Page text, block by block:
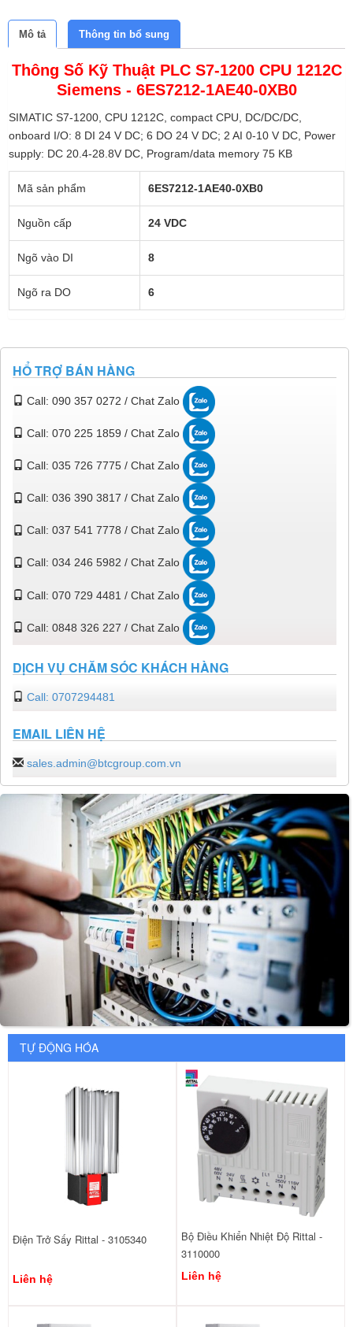
Mô tả Thông tin bổ sung
Thông Số Kỹ Thuật PLC S7-1200 CPU 1212C
Siemens - 6ES7212-1AE40-0XB0
SIMATIC S7-1200, CPU 1212C, compact CPU, DC/DC/DC,
onboard I/O: 8 DI 24 V DC; 6 DO 24 V DC; 2 AI 0-10 V DC, Power
supply: DC 20.4-28.8V DC, Program/data memory 75 KB
Mã sản phẩm 6ES7212-1AE40-0XB0
Nguồn cấp 24 VDC
Ngõ vào DI 8
Ngõ ra DO 6
HỔ TRỢ BÁN HÀNG
Call: 090 357 0272 / Chat Zalo
Call: 070 225 1859 / Chat Zalo
Call: 035 726 7775 / Chat Zalo
Call: 036 390 3817 / Chat Zalo
Call: 037 541 7778 / Chat Zalo
Call: 034 246 5982 / Chat Zalo
Call: 070 729 4481 / Chat Zalo
Call: 0848 326 227 / Chat Zalo
DỊCH VỤ CHĂM SÓC KHÁCH HÀNG
Call: 0707294481
EMAIL LIÊN HỆ
sales.admin@btcgroup.com.vn
TỰ ĐỘNG HÓA
Điện Trở Sấy Rittal - 3105340
Liên hệ
Bộ Điều Khiển Nhiệt Độ Rittal -
3110000
Liên hệ